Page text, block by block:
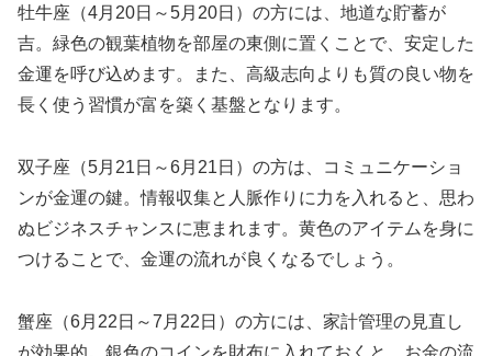
牡牛座（4月20日～5月20日）の方には、地道な貯蓄が
吉。緑色の観葉植物を部屋の東側に置くことで、安定した
金運を呼び込めます。また、高級志向よりも質の良い物を
長く使う習慣が富を築く基盤となります。
双子座（5月21日～6月21日）の方は、コミュニケーショ
ンが金運の鍵。情報収集と人脈作りに力を入れると、思わ
ぬビジネスチャンスに恵まれます。黄色のアイテムを身に
つけることで、金運の流れが良くなるでしょう。
蟹座（6月22日～7月22日）の方には、家計管理の見直し
が効果的。銀色のコインを財布に入れておくと、お金の流